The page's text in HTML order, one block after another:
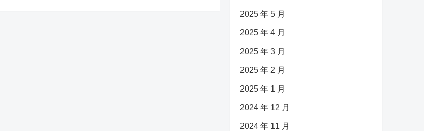
2025 年 5 月
2025 年 4 月
2025 年 3 月
2025 年 2 月
2025 年 1 月
2024 年 12 月
2024 年 11 月